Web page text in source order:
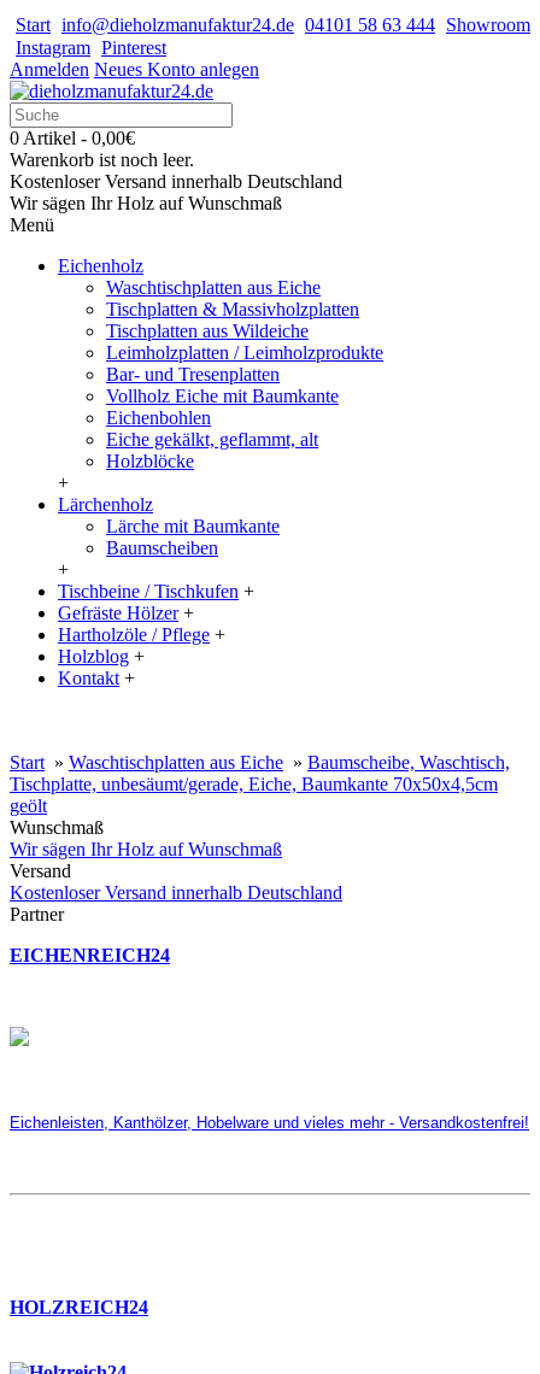
Start info@dieholzmanufaktur24.de 04101 58 63 444 Showroom
Instagram Pinterest
Anmelden Neues Konto anlegen
0 Artikel - 0,00€
Warenkorb ist noch leer.
Kostenloser Versand innerhalb Deutschland
Wir sägen Ihr Holz auf Wunschmaß
Menü
Eichenholz
Waschtischplatten aus Eiche
Tischplatten & Massivholzplatten
Tischplatten aus Wildeiche
Leimholzplatten / Leimholzprodukte
Bar- und Tresenplatten
Vollholz Eiche mit Baumkante
Eichenbohlen
Eiche gekälkt, geflammt, alt
Holzblöcke
+
Lärchenholz
Lärche mit Baumkante
Baumscheiben
+
Tischbeine / Tischkufen +
Gefräste Hölzer +
Hartholzöle / Pflege +
Holzblog +
Kontakt +
Start » Waschtischplatten aus Eiche » Baumscheibe, Waschtisch,
Tischplatte, unbesäumt/gerade, Eiche, Baumkante 70x50x4,5cm
geölt
Wunschmaß
Wir sägen Ihr Holz auf Wunschmaß
Versand
Kostenloser Versand innerhalb Deutschland
Partner
EICHENREICH24
Eichenleisten, Kanthölzer, Hobelware und vieles mehr - Versandkostenfrei!
HOLZREICH24